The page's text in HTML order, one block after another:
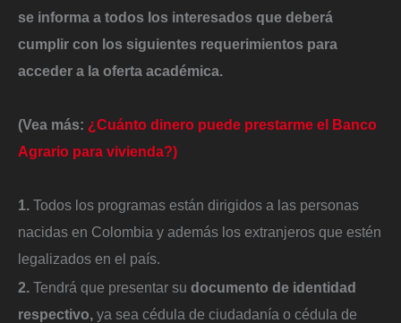
se informa a todos los interesados que deberá
cumplir con los siguientes requerimientos para
acceder a la oferta académica.
(Vea más: ¿Cuánto dinero puede prestarme el Banco
Agrario para vivienda?)
1. Todos los programas están dirigidos a las personas
nacidas en Colombia y además los extranjeros que estén
legalizados en el país.
2. Tendrá que presentar su documento de identidad
respectivo, ya sea cédula de ciudadanía o cédula de